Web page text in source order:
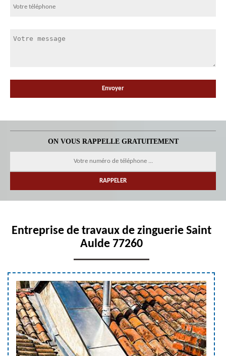
ON VOUS RAPPELLE GRATUITEMENT
Entreprise de travaux de zinguerie Saint
Aulde 77260